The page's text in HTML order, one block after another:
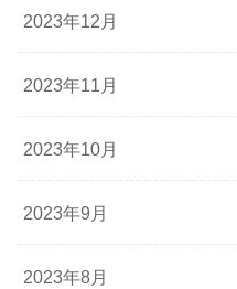
2023年12月
2023年11月
2023年10月
2023年9月
2023年8月